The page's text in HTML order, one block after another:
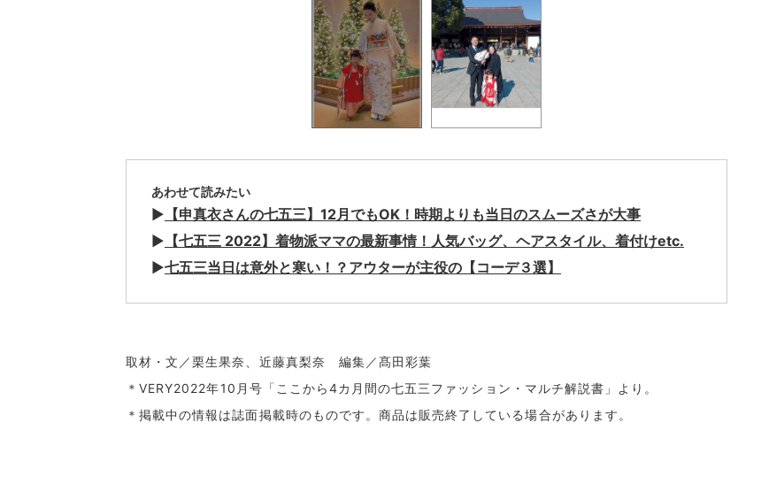
あわせて読みたい
▶︎ 【申真衣さんの七五三】12月でもOK！時期よりも当日のスムーズさが大事
▶︎ 【七五三 2022】着物派ママの最新事情！人気バッグ、ヘアスタイル、着付けetc.
▶︎七五三当日は意外と寒い！？アウターが主役の【コーデ３選】
取材・文／栗生果奈、近藤真梨奈 編集／髙田彩葉
＊VERY2022年10月号「ここから4カ月間の七五三ファッション・マルチ解説書」より。
＊掲載中の情報は誌面掲載時のものです。商品は販売終了している場合があります。